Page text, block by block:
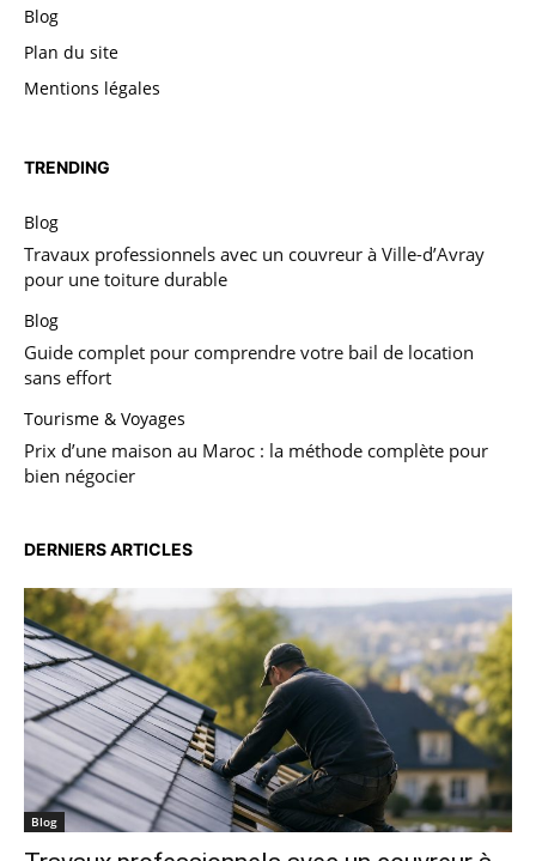
Blog
Plan du site
Mentions légales
TRENDING
Blog
Travaux professionnels avec un couvreur à Ville-d’Avray
pour une toiture durable
Blog
Guide complet pour comprendre votre bail de location
sans effort
Tourisme & Voyages
Prix d’une maison au Maroc : la méthode complète pour
bien négocier
DERNIERS ARTICLES
Blog